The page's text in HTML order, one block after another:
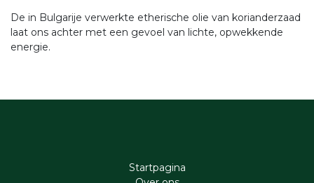
De in Bulgarije verwerkte etherische olie van korianderzaad
laat ons achter met een gevoel van lichte, opwekkende
energie.
Startpagina